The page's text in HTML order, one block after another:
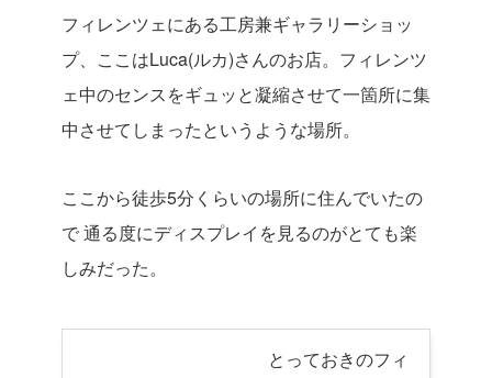
フィレンツェにある工房兼ギャラリーショッ
プ、ここはLuca(ルカ)さんのお店。フィレンツ
ェ中のセンスをギュッと凝縮させて一箇所に集
中させてしまったというような場所。
ここから徒歩5分くらいの場所に住んでいたの
で 通る度にディスプレイを見るのがとても楽
しみだった。
とっておきのフィ